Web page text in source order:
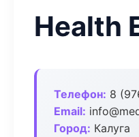
Health
Телефон: 8
Email:
Город: Калуга